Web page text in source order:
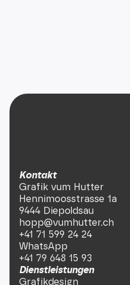
Kontakt
Grafik vum Hutter
Hennimoosstrasse 1a
9444 Diepoldsau
hopp@vumhutter.ch
+41 71 599 24 24
WhatsApp
+41 79 648 15 93
Dienstleistungen
Grafikdesign